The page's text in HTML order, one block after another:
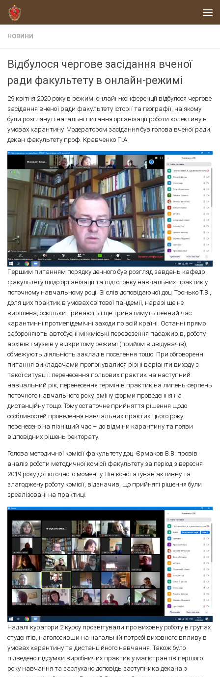
Skip to content
НОВИНИ
Відбулося чергове засідання вченої
ради факультету в онлайн-режимі
29 квітня 2020 року в режимі онлайн-конференції відбулося чергове
засідання вченої ради факультету історії та географії, на якому
були розглянуті нагальні питання організації роботи колективу в
умовах карантину. Модератором засідання був голова вченої ради,
декан факультету проф. Кравченко П.А.
Першим питанням порядку денного був розгляд завдань кафедр
факультету щодо організації та підготовку навчальних практик у
поточному навчальному році. Зі слів доповідаючої доц. Тронько Т.В.,
доля цих практик в умовах світової пандемії, наразі ще не
вирішена, оскільки тривають і ще триватимуть певний час
карантинні протиепідемічні заходи по всій країні. Останні прямо
забороняють автобусні міжміські перевезення пасажирів, роботу
архівів і музеїв у відкритому режимі (прийом відвідувачів),
обмежують діяльність закладів поселення тощо. При обговоренні
питання викладачами пропонувалися різні варіанти виходу з
такої ситуації: перенесення польових практик на наступний
навчальний рік, перенесення термінів практик на липень-серпень
поточного навчального року, зміну форми проведення на
дистанційну тощо. Тому остаточне прийняття рішення щодо
особливостей проведення навчальних практик цього року
перенесено на пізніший час – до відміни карантину та появи
відповідних рішень ректорату.
Голова методичної комісії факультету доц. Єрмаков В.В. провів
аналіз роботи методичної комісії факультету за період з вересня
2019 року до поточного моменту. Він констатував активну та
злагоджену роботу комісії, відзначив, що прийняті рішення були
зреалізовані на практиці.
Надалі куратори 2 курсу прозвітували про виховну роботу в групах
студентів, наголосивши на нагальній потребі виховного впливу в
умовах карантину та дистанційного навчання. Також було
підведено підсумки виробничих практик у магістрантів першого
року навчання та заслухано доповідь заступника декана з